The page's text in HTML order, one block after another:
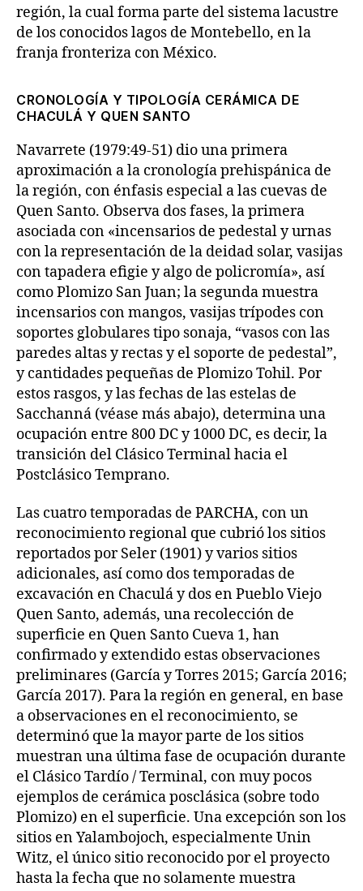
región, la cual forma parte del sistema lacustre
de los conocidos lagos de Montebello, en la
franja fronteriza con México.
CRONOLOGÍA Y TIPOLOGÍA CERÁMICA DE
CHACULÁ Y QUEN SANTO
Navarrete (1979:49-51) dio una primera
aproximación a la cronología prehispánica de
la región, con énfasis especial a las cuevas de
Quen Santo. Observa dos fases, la primera
asociada con «incensarios de pedestal y urnas
con la representación de la deidad solar, vasijas
con tapadera efigie y algo de policromía», así
como Plomizo San Juan; la segunda muestra
incensarios con mangos, vasijas trípodes con
soportes globulares tipo sonaja, “vasos con las
paredes altas y rectas y el soporte de pedestal”,
y cantidades pequeñas de Plomizo Tohil. Por
estos rasgos, y las fechas de las estelas de
Sacchanná (véase más abajo), determina una
ocupación entre 800 DC y 1000 DC, es decir, la
transición del Clásico Terminal hacia el
Postclásico Temprano.
Las cuatro temporadas de PARCHA, con un
reconocimiento regional que cubrió los sitios
reportados por Seler (1901) y varios sitios
adicionales, así como dos temporadas de
excavación en Chaculá y dos en Pueblo Viejo
Quen Santo, además, una recolección de
superficie en Quen Santo Cueva 1, han
confirmado y extendido estas observaciones
preliminares (García y Torres 2015; García 2016;
García 2017). Para la región en general, en base
a observaciones en el reconocimiento, se
determinó que la mayor parte de los sitios
muestran una última fase de ocupación durante
el Clásico Tardío / Terminal, con muy pocos
ejemplos de cerámica posclásica (sobre todo
Plomizo) en el superficie. Una excepción son los
sitios en Yalambojoch, especialmente Unin
Witz, el único sitio reconocido por el proyecto
hasta la fecha que no solamente muestra